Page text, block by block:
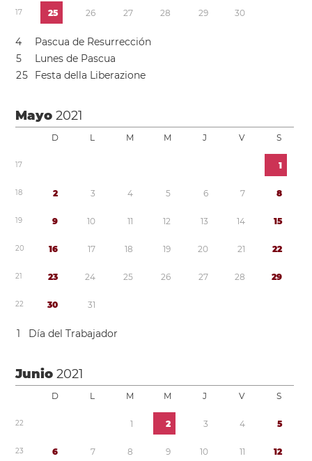
17 25 26 27 28 29 30
4
Pascua de Resurrección
5
Lunes de Pascua
25 Festa della Liberazione
Mayo2021
D L M M J V S
17 1
18 2 3 4 5 6 7 8
19 9 10 11 12 13 14 15
20 16 17 18 19 20 21 22
21 23 24 25 26 27 28 29
22 30 31
1 Día del Trabajador
Junio2021
D L M M J V S
22 1 2 3 4 5
23 6 7 8 9 10 11 12